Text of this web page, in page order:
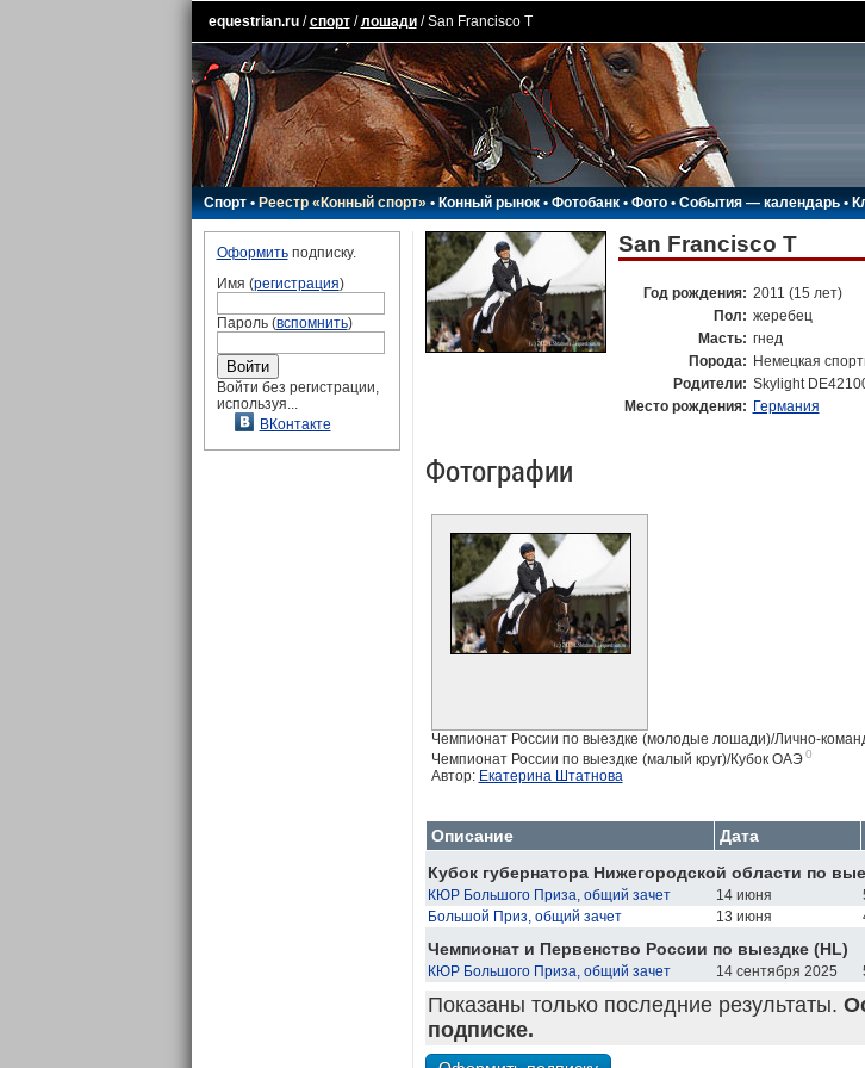
equestrian.ru/спорт/лошади/ San Francisco T
Спорт•Реестр «Конный спорт»•Конный рынок•Фотобанк •Фото•События — календарь•
Оформитьподписку.
Имя (регистрация)
Пароль (вспомнить)
Войти без регистрации,
используя...
ВКонтакте
San Francisco T
Год рождения: 2011 (15 лет)
Пол: жеребец
Масть: гнед
Порода: Немецкая
Родители: Skylight
Место рождения: Германия
Фотографии
Чемпионат России по выездке (молодые лошади)/Лично-
Чемпионат России по выездке (малый круг)/Кубок ОАЭ 0
Автор: Екатерина Штатнова
Описание Дата
Кубок губернатора Нижегородской области по
КЮР Большого Приза, общий зачет 14 июня
Большой Приз, общий зачет
13 июня
Чемпионат и Первенство России по выездке (HL)
КЮР Большого Приза, общий зачет 14 сентября 2025
Показаны только последние результаты.
подписке.